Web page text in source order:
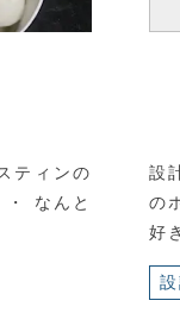
ティンの
なんと
設
の
好